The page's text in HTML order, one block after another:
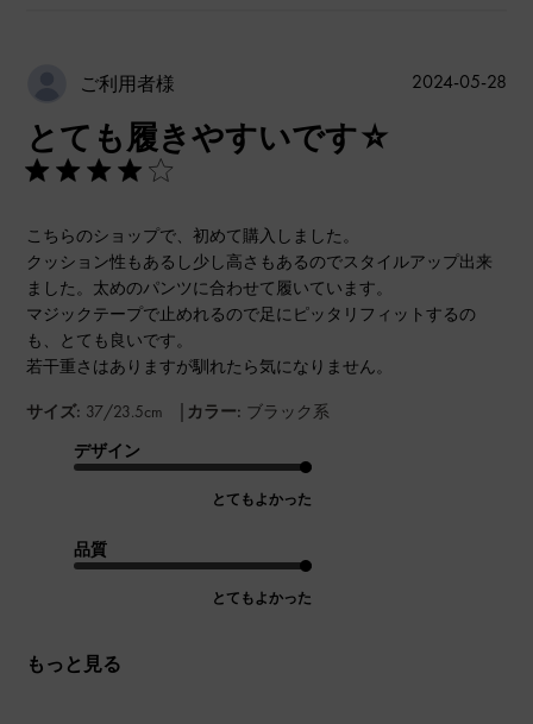
ご利用者様
とても履きやすいです☆
こちらのショップで、初めて購入しました。
クッション性もあるし少し高さもあるのでスタイルアップ出来
ました。太めのパンツに合わせて履いています。
マジックテープで止めれるので足にピッタリフィットするの
も、とても良いです。
若干重さはありますが馴れたら気になりません。
サイズ: 37/23.5cm | カラー: ブラック系
デザイン
とてもよかった
品質
とてもよかった
もっと見る
公
2024-05-28